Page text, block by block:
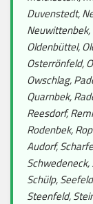
Duvenstedt,
Neuwittenbek,
Oldenbüttel,
Osterrönfeld,
Owschlag,
Quarnbek,
Reesdorf,
Rodenbek,
Audorf,
Schwedeneck,
Schülp,
Steenfeld,